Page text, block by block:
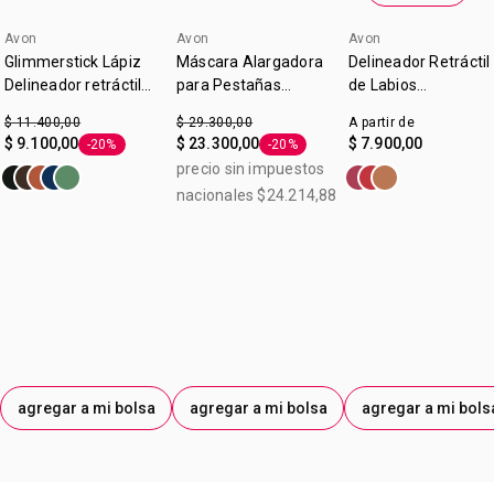
Avon
Glimmerstick Lápiz
Delineador retráctil
Black
$ 11.400,00
$ 9.100,00 Etiqueta -20%
-20%
agregar a mi bolsa
Avon
Máscara Alargadora
para Pestañas
$ 29.300,00
$ 23.300,00 Etiqueta -20%
-20%
precio sin impuestos
nacionales $24.214,88
agregar a mi bolsa
Avon
Delineador Retráctil
de Labios
Color Malva
A partir de
$ 7.900,00
agregar a mi